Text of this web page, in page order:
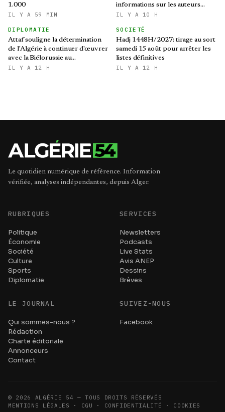
1.000
IL Y A 59 MIN
informations sur les auteurs
d’infractions liées aux stupéfiants
IL Y A 10 H
DIPLOMATIE
Attaf souligne la détermination
de l'Algérie à continuer d'œuvrer
avec la Biélorussie au
renforcement des relations
IL Y A 12 H
SOCIETÉ
Hadj 1448H/2027: tirage au sort
samedi 15 août pour arrêter les
listes définitives
IL Y A 12 H
Le quotidien numérique de référence. Information
vérifiée, analyses indépendantes, depuis Alger.
RUBRIQUES
Politique
Économie
Société
Culture
Sports
Diplomatie
SERVICES
Newsletters
Podcasts
Live Stats
Avis ANEP
Dessins
Brèves
LE JOURNAL
Qui sommes-nous ?
Rédaction
Charte éditoriale
Annonceurs
Contact
SUIVEZ-NOUS
Facebook
© 2026
ALGÉRIE 54 — TOUS DROITS RÉSERVÉS
MENTIONS LÉGALES · CGU · CONFIDENTIALITÉ · COOKIES